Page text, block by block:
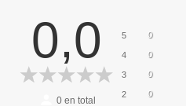
0,0
0en total
5 0
4 0
3 0
2 0